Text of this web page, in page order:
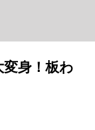
身！板わ